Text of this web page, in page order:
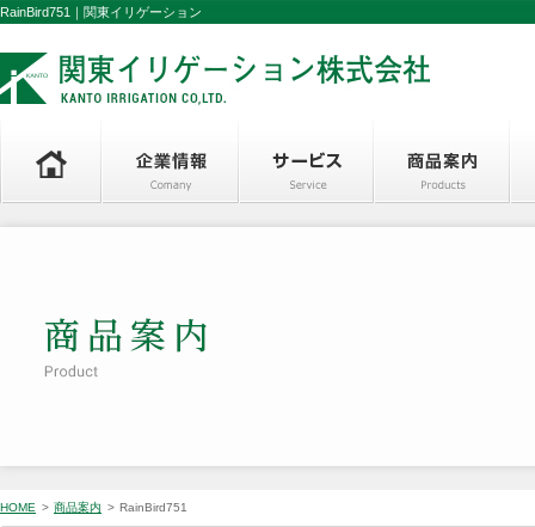
RainBird751｜関東イリゲーション
HOME > 商品案内 > RainBird751